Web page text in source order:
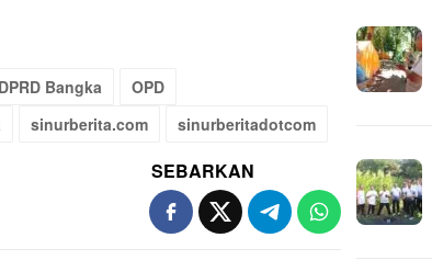
DPRD Bangka
OPD
sinurberita.com sinurberitadotcom
SEBARKAN